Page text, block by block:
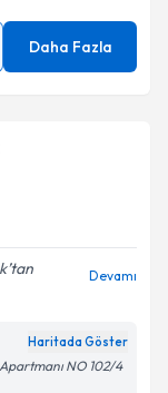
Daha Fazla
Devamı
Haritada Göster
NO 102/4